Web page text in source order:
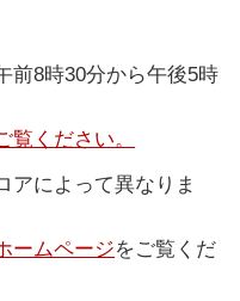
前8時30分から午後5時
ください。
アによって異なりま
ームページをご覧くだ